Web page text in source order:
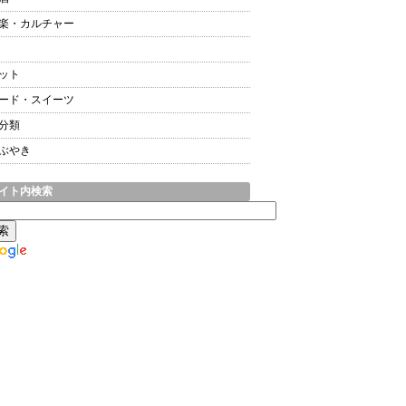
・カルチャー
ト
ド・スイーツ
類
やき
ト内検索